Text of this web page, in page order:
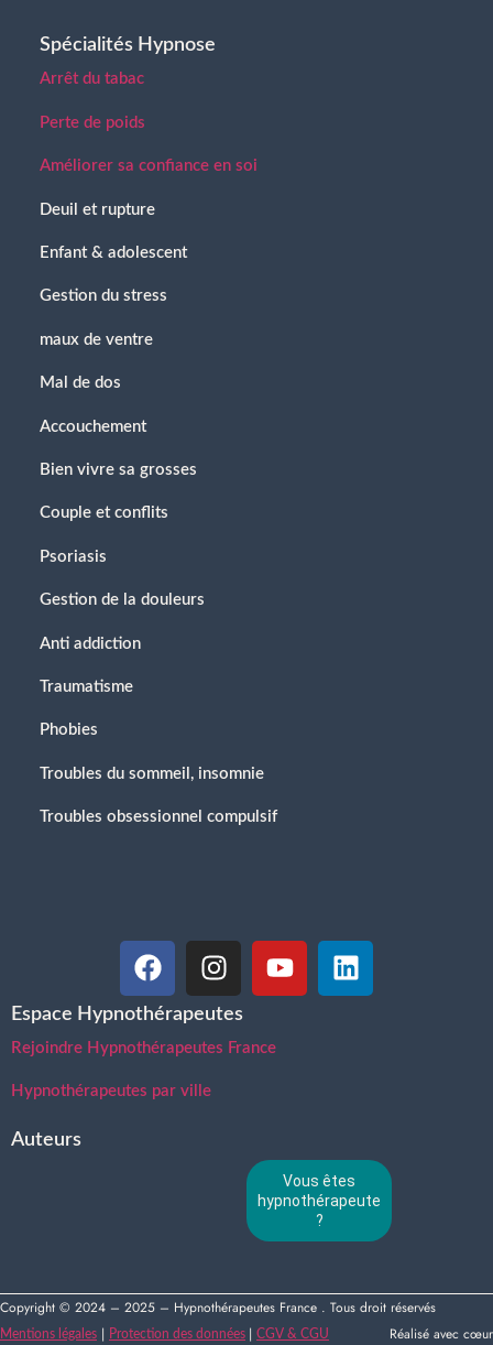
Spécialités Hypnose
Arrêt du tabac
Perte de poids
Améliorer sa confiance en soi
Deuil et rupture
Enfant & adolescent
Gestion du stress
maux de ventre
Mal de dos
Accouchement
Bien vivre sa grosses
Couple et conflits
Psoriasis
Gestion de la douleurs
Anti addiction
Traumatisme
Phobies
Troubles du sommeil, insomnie
Troubles obsessionnel compulsif
Espace Hypnothérapeutes
Rejoindre Hypnothérapeutes France
Hypnothérapeutes par ville
Auteurs
Vous êtes
hypnothérapeute
?
Copyright © 2024 – 2025 – Hypnothérapeutes France . Tous droit réservés
Mentions légales | Protection des données | CGV & CGU
Réalisé avec cœur